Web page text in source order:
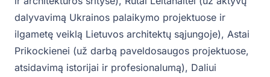
dalyvavimą Ukrainos palaikymo projektuose ir
ilgametę veiklą Lietuvos architektų sąjungoje), Astai
Prikockienei (už darbą paveldosaugos projektuose,
atsidavimą istorijai ir profesionalumą), Daliui